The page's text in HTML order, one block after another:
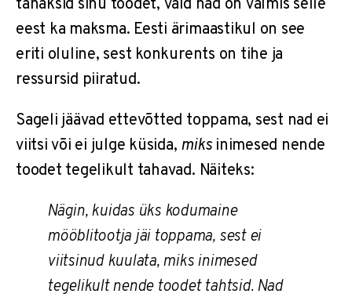
tahaksid sinu toodet, vaid nad on valmis selle
eest ka maksma. Eesti ärimaastikul on see
eriti oluline, sest konkurents on tihe ja
ressursid piiratud.
Sageli jäävad ettevõtted toppama, sest nad ei
viitsi või ei julge küsida, miksinimesed nende
toodet tegelikult tahavad. Näiteks:
Nägin, kuidas üks kodumaine
mööblitootja jäi toppama, sest ei
viitsinud kuulata, miks inimesed
tegelikult nende toodet tahtsid. Nad